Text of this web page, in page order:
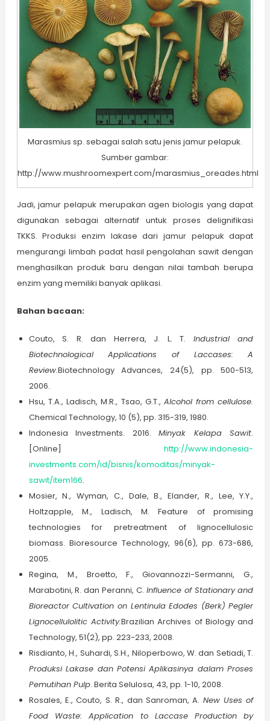
Marasmius sp. sebagai salah satu jenis jamur pelapuk.
Sumber gambar:
http://www.mushroomexpert.com/marasmius_oreades.html
Jadi, jamur pelapuk merupakan agen biologis yang dapat
digunakan sebagai alternatif untuk proses delignifikasi
TKKS. Produksi enzim lakase dari jamur pelapuk dapat
mengurangi limbah padat hasil pengolahan sawit dengan
menghasilkan produk baru dengan nilai tambah berupa
enzim yang memiliki banyak aplikasi.
Bahan bacaan:
Couto, S. R. dan Herrera, J. L. T. Industrial and
Biotechnological Applications of Laccases: A
Review.Biotechnology Advances, 24(5), pp. 500-513,
2006.
Hsu, T.A., Ladisch, M.R., Tsao, G.T., Alcohol from cellulose.
Chemical Technology, 10 (5), pp. 315-319, 1980.
Indonesia Investments. 2016.Minyak Kelapa Sawit.
[Online]http://www.indonesia-
investments.com/id/bisnis/komoditas/minyak-
sawit/item166.
Mosier, N., Wyman, C., Dale, B., Elander, R., Lee, Y.Y.,
Holtzapple, M., Ladisch, M. Feature of promising
technologies for pretreatment of lignocellulosic
biomass. Bioresource Technology, 96(6), pp. 673-686,
2005.
Regina, M., Broetto, F., Giovannozzi-Sermanni, G.,
Marabotini, R. dan Peranni, C. Influence of Stationary and
Bioreactor Cultivation on Lentinula Edodes (Berk) Pegler
Lignocellulolitic Activity.Brazilian Archives of Biology and
Technology, 51(2), pp. 223-233, 2008.
Risdianto, H., Suhardi, S.H., Niloperbowo, W. dan Setiadi, T.
Produksi Lakase dan Potensi Aplikasinya dalam Proses
Pemutihan Pulp. Berita Selulosa, 43, pp. 1-10, 2008.
Rosales, E., Couto, S. R., dan Sanroman, A. New Uses of
Food Waste: Application to Laccase Production by